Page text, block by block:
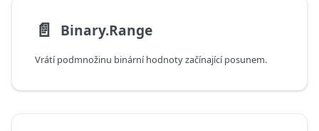
📄️ Binary.Range
Vrátí podmnožinu binární hodnoty začínající posunem.